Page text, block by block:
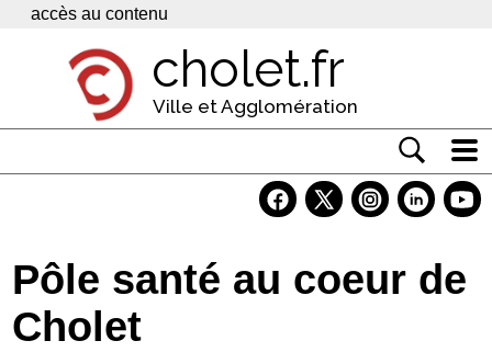
Panneau de gestion des cookies
accès au contenu
cholet.fr
Ville et Agglomération
Economie
Services
Pôle santé au coeur de
Cholet